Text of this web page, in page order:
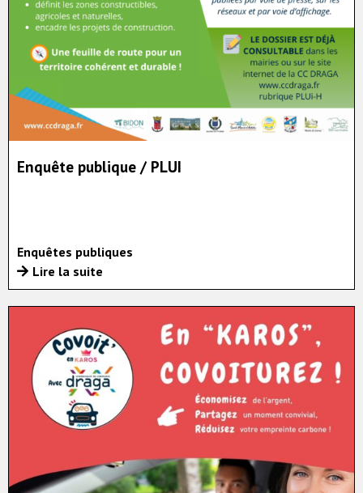
Enquête publique / PLUI
Enquêtes publiques
Lire la suite